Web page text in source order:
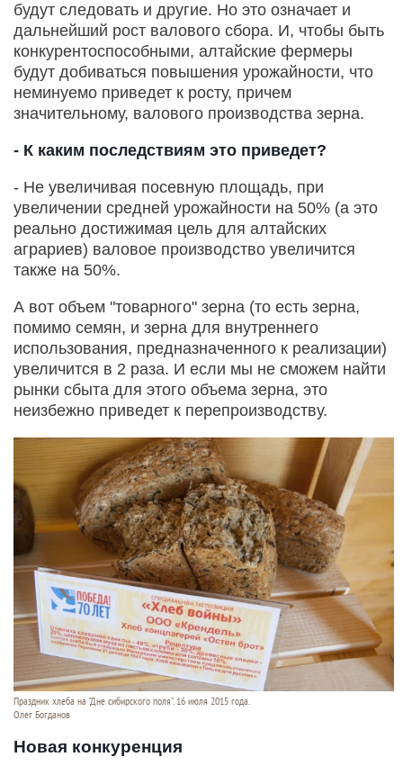
будут следовать и другие. Но это означает и
дальнейший рост валового сбора. И, чтобы быть
конкурентоспособными, алтайские фермеры
будут добиваться повышения урожайности, что
неминуемо приведет к росту, причем
значительному, валового производства зерна.
- К каким последствиям это приведет?
- Не увеличивая посевную площадь, при
увеличении средней урожайности на 50% (а это
реально достижимая цель для алтайских
аграриев) валовое производство увеличится
также на 50%.
А вот объем "товарного" зерна (то есть зерна,
помимо семян, и зерна для внутреннего
использования, предназначенного к реализации)
увеличится в 2 раза. И если мы не сможем найти
рынки сбыта для этого объема зерна, это
неизбежно приведет к перепроизводству.
Праздник хлеба на "Дне сибирского поля". 16 июля 2015 года.
Олег Богданов
Новая конкуренция